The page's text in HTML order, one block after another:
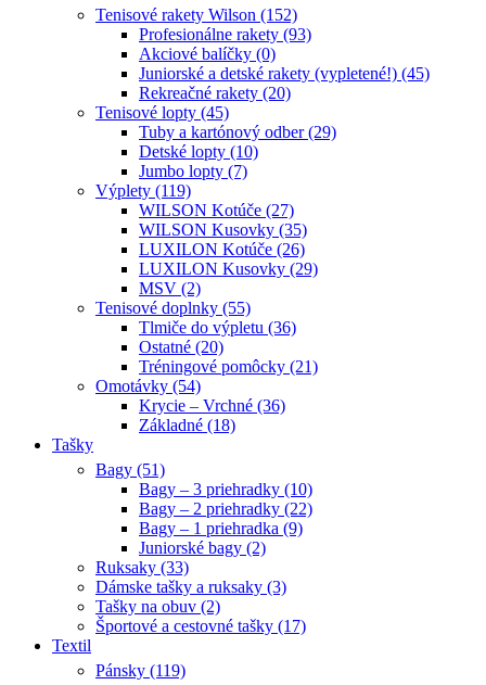
Tenisové rakety Wilson (152)
Profesionálne rakety (93)
Akciové balíčky (0)
Juniorské a detské rakety (vypletené!) (45)
Rekreačné rakety (20)
Tenisové lopty (45)
Tuby a kartónový odber (29)
Detské lopty (10)
Jumbo lopty (7)
Výplety (119)
WILSON Kotúče (27)
WILSON Kusovky (35)
LUXILON Kotúče (26)
LUXILON Kusovky (29)
MSV (2)
Tenisové doplnky (55)
Tlmiče do výpletu (36)
Ostatné (20)
Tréningové pomôcky (21)
Omotávky (54)
Krycie – Vrchné (36)
Základné (18)
Tašky
Bagy (51)
Bagy – 3 priehradky (10)
Bagy – 2 priehradky (22)
Bagy – 1 priehradka (9)
Juniorské bagy (2)
Ruksaky (33)
Dámske tašky a ruksaky (3)
Tašky na obuv (2)
Športové a cestovné tašky (17)
Textil
Pánsky (119)